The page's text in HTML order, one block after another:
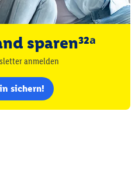
sparen³²ᵃ
anmelden
sichern!